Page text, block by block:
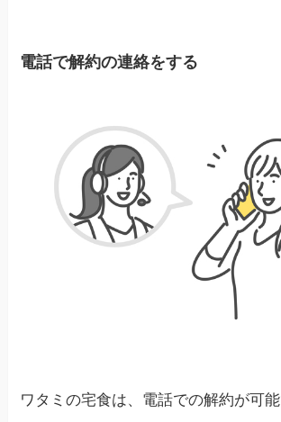
電話で解約の連絡をする
ワタミの宅食は、電話での解約が可能